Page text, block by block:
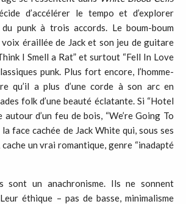
d’accélérer le tempo et d’explorer
punk à trois accords. Le boum-boum
éraillée de Jack et son jeu de guitare
I Smell a Rat” et surtout “Fell In Love
punk. Plus fort encore, l’homme-
qu’il a plus d’une corde à son arc en
folk d’une beauté éclatante. Si “Hotel
d’un feu de bois, “We’re Going To
face cachée de Jack White qui, sous ses
un vrai romantique, genre “inadapté
sont un anachronisme. Ils ne sonnent
éthique – pas de basse, minimalisme